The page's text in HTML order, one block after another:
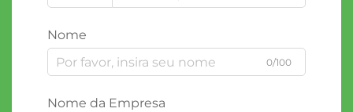
Nome
0/100
Nome da Empresa